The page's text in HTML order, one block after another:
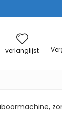
verlanglijst